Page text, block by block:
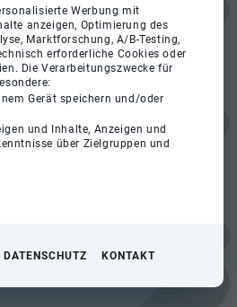
Werbung mit
anzeigen, Optimierung des
Marktforschung, A/B-Testing,
erforderliche Cookies oder
Die Verarbeitungszwecke für
Gerät speichern und/oder
und Inhalte, Anzeigen und
über Zielgruppen und
DATENSCHUTZ KONTAKT